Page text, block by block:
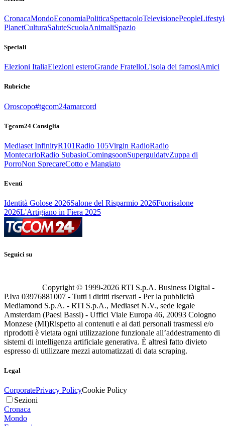
CronacaMondoEconomiaPoliticaSpettacoloTelevisionePeople
PlanetCulturaSaluteScuolaAnimaliSpazio
Speciali
Elezioni ItaliaElezioni esteroGrande FratelloL'isola dei famosiAmici
Rubriche
Oroscopo#tgcom24amarcord
Tgcom24 Consiglia
Mediaset InfinityR101Radio 105Virgin RadioRadio
MontecarloRadio SubasioComingsoonSuperguidatvZuppa di
PorroNon SprecareCotto e Mangiato
Eventi
Identità Golose 2026Salone del Risparmio 2026Fuorisalone
2026L'Artigiano in Fiera 2025
Seguici su
Copyright © 1999-2026 RTI S.p.A. Business Digital -
P.Iva 03976881007 - Tutti i diritti riservati - Per la pubblicità
Mediamond S.p.A. - RTI S.p.A., Mediaset N.V., sede legale
Amsterdam (Paesi Bassi) - Uffici Viale Europa 46, 20093 Cologno
Monzese (MI)Rispetto ai contenuti e ai dati personali trasmessi e/o
riprodotti è vietata ogni utilizzazione funzionale all’addestramento di
sistemi di intelligenza artificiale generativa. È altresì fatto divieto
espresso di utilizzare mezzi automatizzati di data scraping.
Legal
CorporatePrivacy PolicyCookie Policy
Sezioni
Cronaca
Mondo